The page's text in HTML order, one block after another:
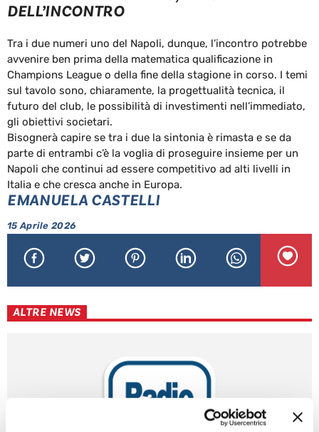
DELL’INCONTRO
Tra i due numeri uno del Napoli, dunque, l’incontro potrebbe
avvenire ben prima della matematica qualificazione in
Champions League o della fine della stagione in corso. I temi
sul tavolo sono, chiaramente, la progettualità tecnica, il
futuro del club, le possibilità di investimenti nell’immediato,
gli obiettivi societari.
Bisognerà capire se tra i due la sintonia è rimasta e se da
parte di entrambi c’è la voglia di proseguire insieme per un
Napoli che continui ad essere competitivo ad alti livelli in
Italia e che cresca anche in Europa.
EMANUELA CASTELLI
15 Aprile 2026
ALTRE NEWS